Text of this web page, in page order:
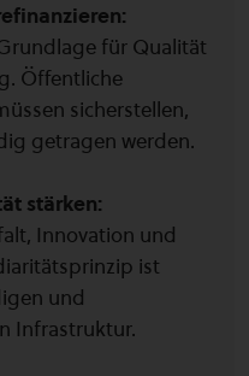
für Qualität
Öffentliche
sicherstellen,
getragen werden.
stärken:
Innovation und
ist
und
Infrastruktur.